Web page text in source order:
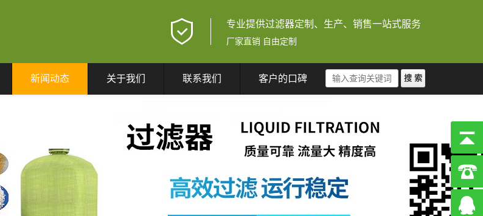
专业提供过滤器定制、生产、销售一站式服务
厂家直销 自由定制
新闻动态 关于我们 联系我们 客户的口碑